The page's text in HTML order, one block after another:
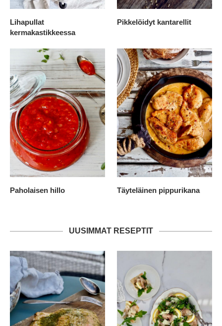
Lihapullat
kermakastikkeessa
Pikkelöidyt kantarellit
Paholaisen hillo Täyteläinen pippurikana
UUSIMMAT RESEPTIT